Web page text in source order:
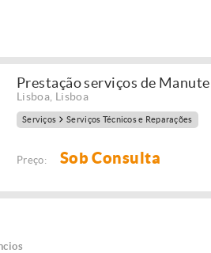
Prestação serviços de
Lisboa Lisboa
Serviços Serviços Técnicos e Reparações
Preço: Sob Consulta